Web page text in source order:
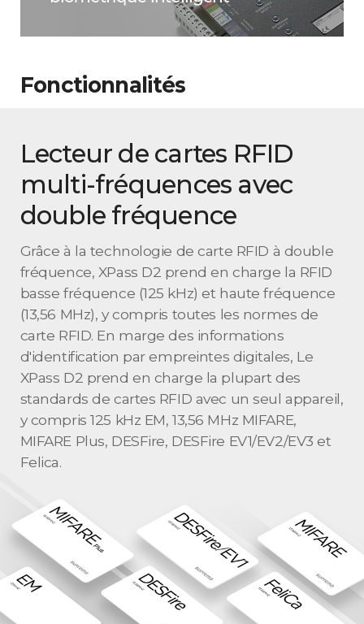
Fonctionnalités
Lecteur de cartes RFID
multi-fréquences avec
double fréquence
Grâce à la technologie de carte RFID à double
fréquence, XPass D2 prend en charge la RFID
basse fréquence (125 kHz) et haute fréquence
(13,56 MHz), y compris toutes les normes de
carte RFID. En marge des informations
d'identification par empreintes digitales, Le
XPass D2 prend en charge la plupart des
standards de cartes RFID avec un seul appareil,
y compris 125 kHz EM, 13,56 MHz MIFARE,
MIFARE Plus, DESFire, DESFire EV1/EV2/EV3 et
Felica.